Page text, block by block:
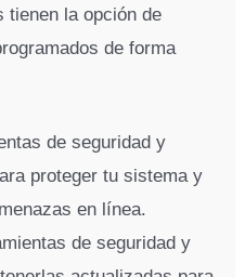
tienen la opción de
de forma
de seguridad y
proteger tu sistema y
en línea.
de seguridad y